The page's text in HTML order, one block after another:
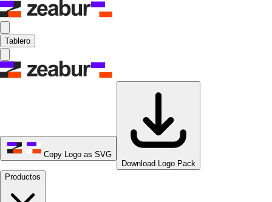
Tablero
Copy Logo as SVG
Download Logo Pack
Productos